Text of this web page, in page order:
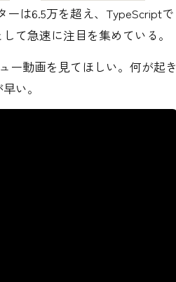
ーは6.5万を超え、TypeScriptで
て急速に注目を集めている。
ー動画を見てほしい。何が起き
い。